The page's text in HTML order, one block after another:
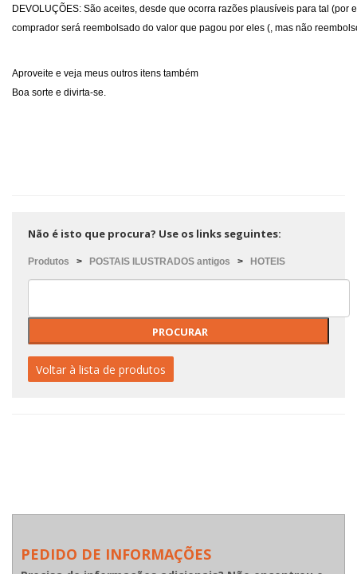
DEVOLUÇÕES: São aceites, desde que ocorra razões plausíveis para tal
comprador será reembolsado do valor que pagou por eles (, mas não
Aproveite e veja meus outros itens também
Boa sorte e divirta-se.
Não é isto que procura? Use os links seguintes:
Produtos > POSTAIS ILUSTRADOS antigos > HOTEIS
Voltar à lista de produtos
PEDIDO DE INFORMAÇÕES